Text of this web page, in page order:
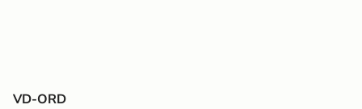
VD-ORD